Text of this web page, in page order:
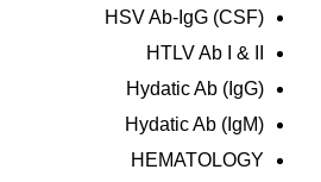
HSV Ab-IgG (CSF)
HTLV Ab I & II
Hydatic Ab (IgG)
Hydatic Ab (IgM)
HEMATOLOGY